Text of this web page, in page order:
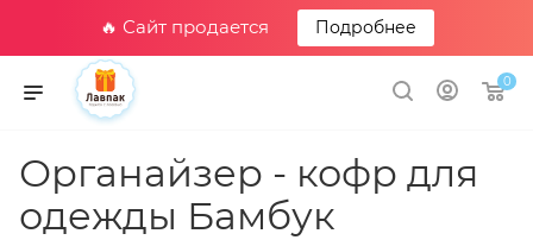
🔥 Сайт продается Подробнее
0
Органайзер - кофр для
одежды Бамбук